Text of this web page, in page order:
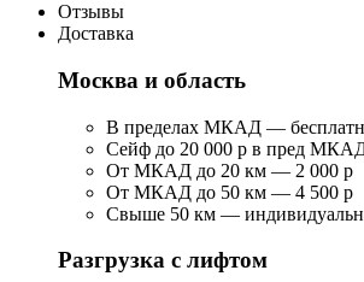
Отзывы
Доставка
Москва и область
В пределах МКАД —
Сейф до 20 000 р в пред
От МКАД до 20 км — 2 000 р
От МКАД до 50 км — 4 500 р
Свыше 50 км —
Разгрузка с лифтом